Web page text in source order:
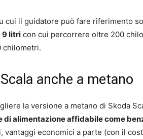
cui il guidatore può fare riferimento
9 litri con cui percorrere oltre 200
chilometri.
anche a metano
la versione a metano di Skoda
di alimentazione affidabile come
vantaggi economici a parte (con il